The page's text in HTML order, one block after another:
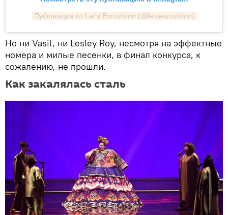
Публикация от Let's Eurovision (@letseurovision)
Но ни Vasil, ни Lesley Roy, несмотря на эффектные
номера и милые песенки, в финал конкурса, к
сожалению, не прошли.
Как закалялась сталь